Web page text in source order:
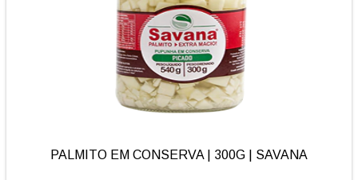
PALMITO EM CONSERVA | 300G | SAVANA